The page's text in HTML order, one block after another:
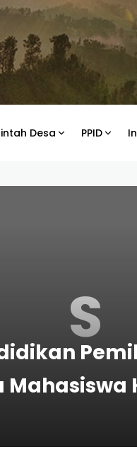
Desa PPID
S